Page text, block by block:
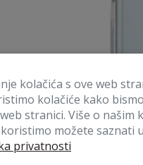
kolačića s ove web
kolačiće kako
stranici. Više o našim
možete saznati
privatnosti